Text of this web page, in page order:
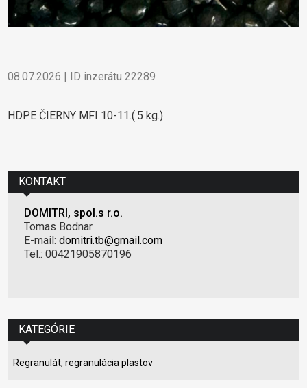
08.07.2026 | ID inzerátu 22289
HDPE ČIERNY MFI 10-11.(.5 kg.)
KONTAKT
DOMITRI, spol.s r.o.
Tomas Bodnar
E-mail:domitri.tb@gmail.com
Tel.: 00421905870196
KATEGÓRIE
Regranulát, regranulácia plastov